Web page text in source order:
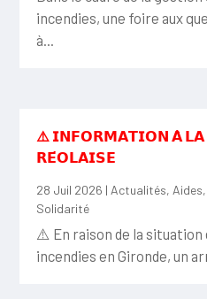
incendies, une foire aux
à...
⚠️ 𝗜𝗡𝗙𝗢𝗥𝗠𝗔𝗧𝗜𝗢𝗡 𝗔̀
𝗥𝗘́𝗢𝗟𝗔𝗜𝗦𝗘
28 Juil 2026 | Actualités, Aides,
Solidarité
⚠️ En raison de la
incendies en Gironde, un